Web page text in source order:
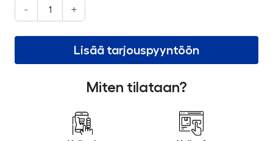
- +
Lisää tarjouspyyntöön
Miten tilataan?